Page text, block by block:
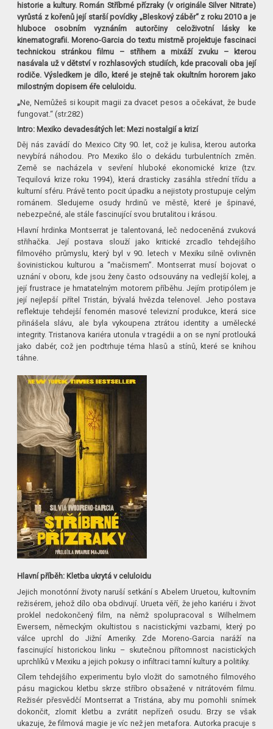
historie a kultury. Román Stříbrné přízraky (v originále Silver Nitrate)
vyrůstá z kořenů její starší povídky „Bleskový záběr“ z roku 2010 a je
hluboce osobním vyznáním autorčiny celoživotní lásky ke
kinematografii. Moreno-Garcia do textu mistrně projektuje fascinaci
technickou stránkou filmu – střihem a mixáží zvuku – kterou
nasávala už v dětství v rozhlasových studiích, kde pracovali oba její
rodiče. Výsledkem je dílo, které je stejně tak okultním hororem jako
milostným dopisem éře celuloidu.
„Ne, Nemůžeš si koupit magii za dvacet pesos a očekávat, že bude
fungovat.“ (str.282)
Intro: Mexiko devadesátých let: Mezi nostalgií a krizí
Děj nás zavádí do Mexico City 90. let, což je kulisa, kterou autorka
nevybírá náhodou. Pro Mexiko šlo o dekádu turbulentních změn.
Země se nacházela v sevření hluboké ekonomické krize (tzv.
Tequilová krize roku 1994), která drasticky zasáhla střední třídu a
kulturní sféru. Právě tento pocit úpadku a nejistoty prostupuje celým
románem. Sledujeme osudy hrdinů ve městě, které je špinavé,
nebezpečné, ale stále fascinující svou brutalitou i krásou.
Hlavní hrdinka Montserrat je talentovaná, leč nedoceněná zvuková
střihačka. Její postava slouží jako kritické zrcadlo tehdejšího
filmového průmyslu, který byl v 90. letech v Mexiku silně ovlivněn
šovinistickou kulturou a “mačismem”. Montserrat musí bojovat o
uznání v oboru, kde jsou ženy často odsouvány na vedlejší kolej, a
její frustrace je hmatatelným motorem příběhu. Jejím protipólem je
její nejlepší přítel Tristán, bývalá hvězda telenovel. Jeho postava
reflektuje tehdejší fenomén masové televizní produkce, která sice
přinášela slávu, ale byla vykoupena ztrátou identity a umělecké
integrity. Tristanova kariéra utonula v tragédii a on se nyní protlouká
jako dabér, což jen podtrhuje téma hlasů a stínů, které se knihou
táhne.
Hlavní příběh: Kletba ukrytá v celuloidu
Jejich monotónní životy naruší setkání s Abelem Uruetou, kultovním
režisérem, jehož dílo oba obdivují. Urueta věří, že jeho kariéru i život
proklel nedokončený film, na němž spolupracoval s Wilhelmem
Ewersem, německým okultistou s nacistickými vazbami, který po
válce uprchl do Jižní Ameriky. Zde Moreno-Garcia naráží na
fascinující historickou linku – skutečnou přítomnost nacistických
uprchlíků v Mexiku a jejich pokusy o infiltraci tamní kultury a politiky.
Cílem tehdejšího experimentu bylo vložit do samotného filmového
pásu magickou kletbu skrze stříbro obsažené v nitrátovém filmu.
Režisér přesvědčí Montserrat a Tristána, aby mu pomohli snímek
dokončit, zlomit kletbu a zvrátit nepřízeň osudu. Brzy se však
ukazuje, že filmová magie je víc než jen metafora. Autorka pracuje s